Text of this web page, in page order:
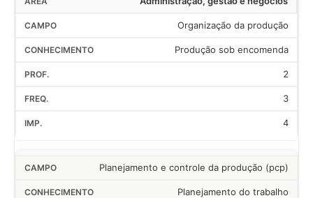
Organização da produção
Produção sob encomenda
2
3
4
Planejamento e controle da produção (pcp)
Planejamento do trabalho